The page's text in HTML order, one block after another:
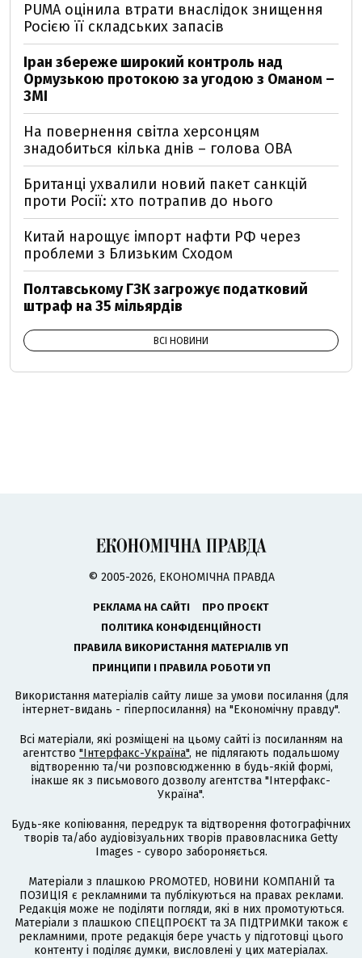
PUMA оцінила втрати внаслідок знищення
Росією її складських запасів
Іран збереже широкий контроль над
Ормузькою протокою за угодою з Оманом –
ЗМІ
На повернення світла херсонцям
знадобиться кілька днів – голова ОВА
Британці ухвалили новий пакет санкцій
проти Росії: хто потрапив до нього
Китай нарощує імпорт нафти РФ через
проблеми з Близьким Сходом
Полтавському ГЗК загрожує податковий
штраф на 35 мільярдів
ВСІ НОВИНИ
© 2005-2026, ЕКОНОМІЧНА ПРАВДА
РЕКЛАМА НА САЙТІ
ПРО ПРОЄКТ
ПОЛІТИКА КОНФІДЕНЦІЙНОСТІ
ПРАВИЛА ВИКОРИСТАННЯ МАТЕРІАЛІВ УП
ПРИНЦИПИ І ПРАВИЛА РОБОТИ УП
Використання матеріалів сайту лише за умови посилання (для
інтернет-видань - гіперпосилання) на "Економічну правду".
Всі матеріали, які розміщені на цьому сайті із посиланням на
агентство "Інтерфакс-Україна", не підлягають подальшому
відтворенню та/чи розповсюдженню в будь-якій формі,
інакше як з письмового дозволу агентства "Інтерфакс-
Україна".
Будь-яке копіювання, передрук та відтворення фотографічних
творів та/або аудіовізуальних творів правовласника Getty
Images - суворо забороняється.
Матеріали з плашкою PROMOTED, НОВИНИ КОМПАНІЙ та
ПОЗИЦІЯ є рекламними та публікуються на правах реклами.
Редакція може не поділяти погляди, які в них промотуються.
Матеріали з плашкою СПЕЦПРОЄКТ та ЗА ПІДТРИМКИ також є
рекламними, проте редакція бере участь у підготовці цього
контенту і поділяє думки, висловлені у цих матеріалах.